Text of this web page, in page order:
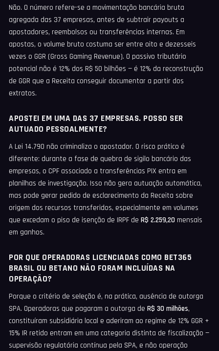
Não. O número refere-se a movimentação bancária bruta
agregada das 37 empresas, antes de subtrair payouts a
apostadores, reembolsos ou transferências internas. Em
apostas, o volume bruto costuma ser entre oito e dezesseis
vezes o GGR (Gross Gaming Revenue). O passivo tributário
potencial não é 12% dos R$ 50 bilhões — é 12% da reconstrução
de GGR que a Receita conseguir documentar a partir dos
extratos.
APOSTEI EM UMA DAS 37 EMPRESAS. POSSO SER
AUTUADO PESSOALMENTE?
A Lei 14.790 não criminaliza o apostador. O risco prático é
diferente: durante a fase de quebra de sigilo bancário das
empresas, o CPF associado a transferências PIX entra em
planilhas de investigação. Isso não gera autuação automática,
mas pode gerar pedido de esclarecimento da Receita sobre
origem dos recursos transferidos, especialmente em volumes
que excedam o piso de isenção de IRPF de R$ 2.259,20 mensais
em ganhos.
POR QUE OPERADORAS LICENCIADAS COMO BET365
BRASIL OU BETANO NÃO FORAM INCLUÍDAS NA
OPERAÇÃO?
Porque o critério de seleção é, na prática, ausência de outorga
SPA. Operadoras que pagaram a outorga de R$ 30 milhões,
constituíram subsidiária local e aderiram ao regime de 12% GGR +
15% IR retido entram em uma categoria distinta de fiscalização —
supervisão regulatória contínua pela SPA, e não operação